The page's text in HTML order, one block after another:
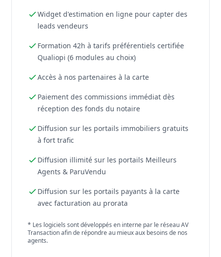
Widget d'estimation en ligne pour capter des
leads vendeurs
Formation 42h à tarifs préférentiels certifiée
Qualiopi (6 modules au choix)
Accès à nos partenaires à la carte
Paiement des commissions immédiat dès
réception des fonds du notaire
Diffusion sur les portails immobiliers gratuits
à fort trafic
Diffusion illimité sur les portails Meilleurs
Agents & ParuVendu
Diffusion sur les portails payants à la carte
avec facturation au prorata
* Les logiciels sont développés en interne par le réseau AV
Transaction afin de répondre au mieux aux besoins de nos
agents.